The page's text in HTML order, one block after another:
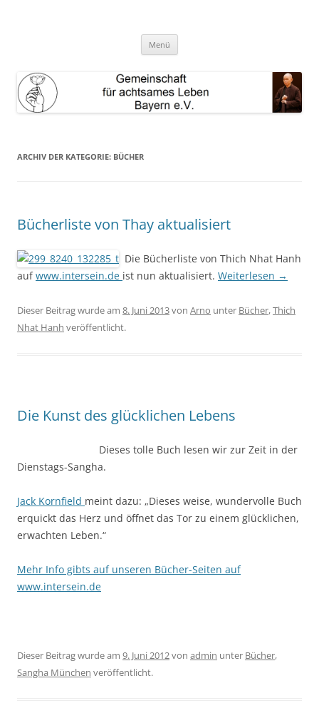
Menü
ARCHIV DER KATEGORIE: BÜCHER
Bücherliste von Thay aktualisiert
Die Bücherliste von Thich Nhat Hanh
aufwww.intersein.de ist nun aktualisiert. Weiterlesen →
Dieser Beitrag wurde am 8. Juni 2013von Arno unter Bücher,Thich
Nhat Hanh veröffentlicht.
Die Kunst des glücklichen Lebens
Dieses tolle Buch lesen wir zur Zeit in der
Dienstags-Sangha.
Jack Kornfield meint dazu: „Dieses weise, wundervolle Buch
erquickt das Herz und öffnet das Tor zu einem glücklichen,
erwachten Leben.“
Mehr Info gibts auf unseren Bücher-Seiten auf
www.intersein.de
Dieser Beitrag wurde am 9. Juni 2012von admin unter Bücher,
Sangha München veröffentlicht.